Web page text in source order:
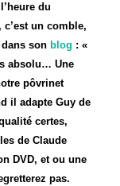
du
c’est un comble,
son blog : «
absolu… Une
pôvrinet
il adapte Guy de
certes,
de Claude
DVD, et ou une
pas.